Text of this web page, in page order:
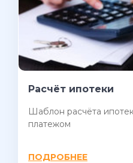
Расчёт ипотеки
Шаблон расчёта
платежом
ПОДРОБНЕЕ